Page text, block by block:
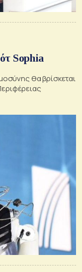
Sophia
θα βρίσκεται